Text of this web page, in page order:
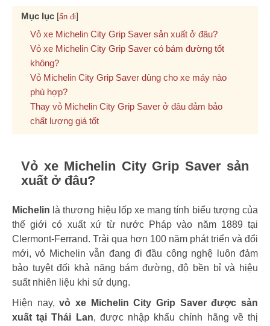
Mục lục [ẩn đi]
Vỏ xe Michelin City Grip Saver sản xuất ở đâu?
Vỏ xe Michelin City Grip Saver có bám đường tốt
không?
Vỏ Michelin City Grip Saver dùng cho xe máy nào
phù hợp?
Thay vỏ Michelin City Grip Saver ở đâu đảm bảo
chất lượng giá tốt
Vỏ xe Michelin City Grip Saver sản
xuất ở đâu?
Michelin là thương hiệu lốp xe mang tính biểu tượng của
thế giới có xuất xứ từ nước Pháp vào năm 1889 tại
Clermont-Ferrand. Trải qua hơn 100 năm phát triển và đổi
mới, vỏ Michelin vẫn đang đi đầu công nghệ luôn đảm
bảo tuyệt đối khả năng bám đường, độ bền bỉ và hiệu
suất nhiên liệu khi sử dụng.
Hiện nay,vỏ xe Michelin City Grip Saver được sản
xuất tại Thái Lan, được nhập khẩu chính hãng về thị